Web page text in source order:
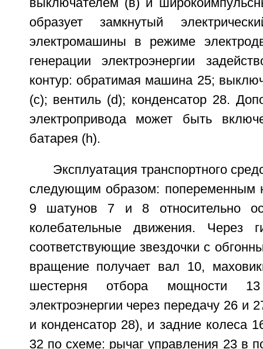
выключателем (в) и
образует замкнутый
электромашины в режиме
генерации электроэнергии
контур: обратимая машина 25;
(с); вентиль (d); конденсатор 28.
электропривода может быть
батарея (h).
Эксплуатация транспортного
следующим образом: попеременным
9 шатунов 7 и 8 относительно
колебательные движения. Через
соответствующие звездочки с
вращение получает вал 10,
шестерня отбора мощности
электроэнергии через передачу 26 и
и конденсатор 28), и задние колеса
32 по схеме: рычаг управления 23 в